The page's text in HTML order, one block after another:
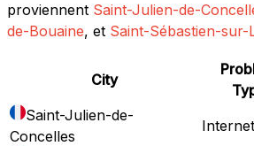
proviennent Saint-Julien-de-
de-Bouaine, et Saint-Sébastien-sur-
City
Saint-Julien-de-
Concelles
Internet